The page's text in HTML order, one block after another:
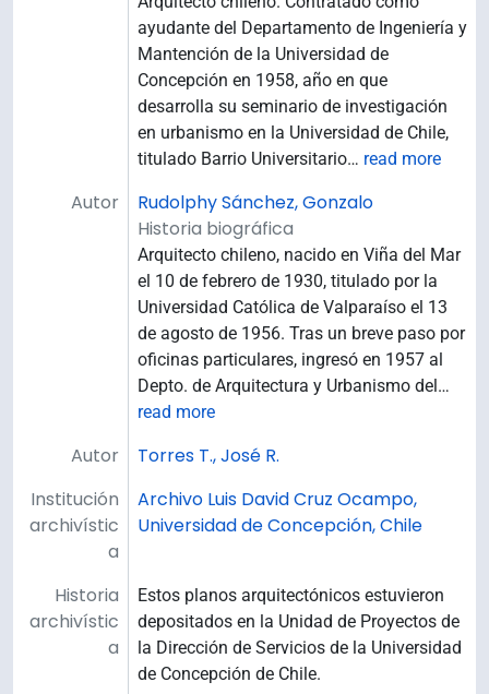
ayudante del Departamento de Ingeniería y
Mantención de la Universidad de
Concepción en 1958, año en que
desarrolla su seminario de investigación
en urbanismo en la Universidad de Chile,
titulado Barrio Universitario… read more
Autor
Rudolphy Sánchez, Gonzalo
Historia biográfica
Arquitecto chileno, nacido en Viña del Mar
el 10 de febrero de 1930, titulado por la
Universidad Católica de Valparaíso el 13
de agosto de 1956. Tras un breve paso por
oficinas particulares, ingresó en 1957 al
Depto. de Arquitectura y Urbanismo del…
read more
Autor
Torres T., José R.
Institución
archivístic
a
Archivo Luis David Cruz Ocampo,
Universidad de Concepción, Chile
Historia
archivístic
a
Estos planos arquitectónicos estuvieron
depositados en la Unidad de Proyectos de
la Dirección de Servicios de la Universidad
de Concepción de Chile.